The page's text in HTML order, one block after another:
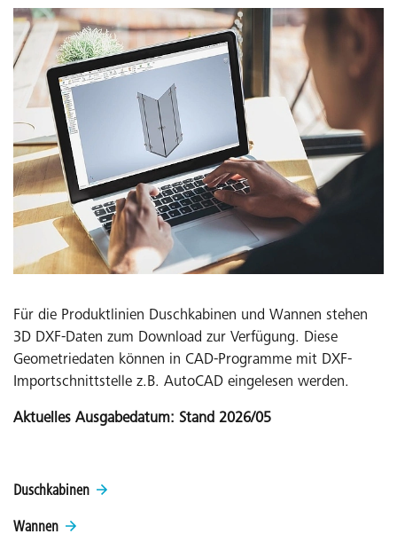
Für die Produktlinien Duschkabinen und Wannen stehen
3D DXF-Daten zum Download zur Verfügung. Diese
Geometriedaten können in CAD-Programme mit DXF-
Importschnittstelle z.B. AutoCAD eingelesen werden.
Aktuelles Ausgabedatum: Stand 2026/05
Duschkabinen
Wannen